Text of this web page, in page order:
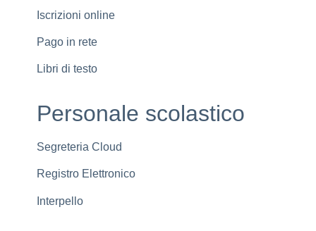
Iscrizioni online
Pago in rete
Libri di testo
Personale scolastico
Segreteria Cloud
Registro Elettronico
Interpello